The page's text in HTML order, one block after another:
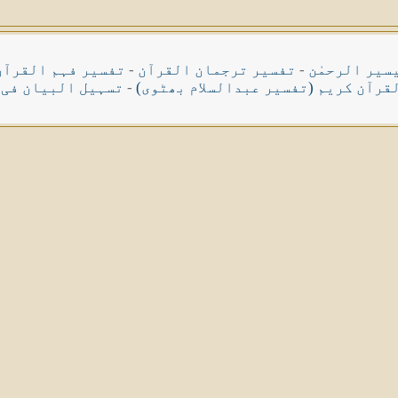
الرحمٰن - تفسیر ترجمان القرآن - تفسیر فہم
کریم (تفسیر عبدالسلام بھٹوی) - تسہیل البیان